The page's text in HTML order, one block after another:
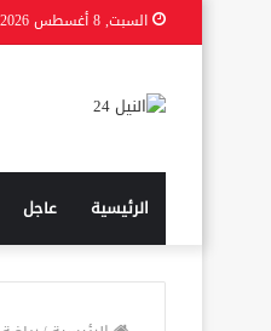
السبت, 8 أغسطس 2026 8:33 ص
الرئيسية عاجل